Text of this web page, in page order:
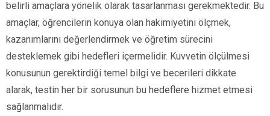
belirli amaçlara yönelik olarak tasarlanması gerekmektedir. Bu
amaçlar, öğrencilerin konuya olan hakimiyetini ölçmek,
kazanımlarını değerlendirmek ve öğretim sürecini
desteklemek gibi hedefleri içermelidir. Kuvvetin ölçülmesi
konusunun gerektirdiği temel bilgi ve becerileri dikkate
alarak, testin her bir sorusunun bu hedeflere hizmet etmesi
sağlanmalıdır.